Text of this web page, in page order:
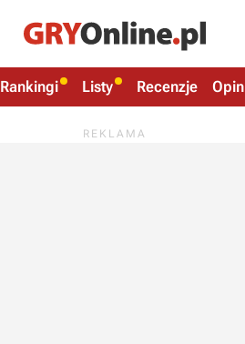
Rankingi Listy Recenzje